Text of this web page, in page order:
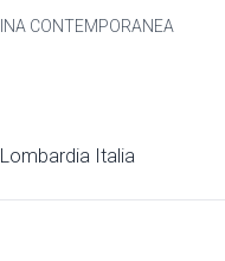
CONTEMPORANEA
Italia